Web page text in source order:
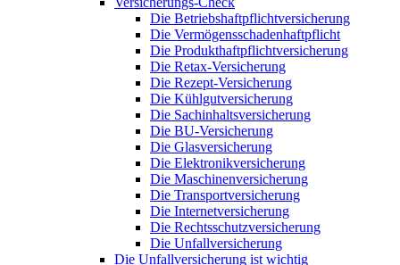
Die Betriebshaftpflichtversicherung
Die Vermögensschadenhaftpflicht
Die Produkthaftpflichtversicherung
Die Retax-Versicherung
Die Rezept-Versicherung
Die Kühlgutversicherung
Die Sachinhaltsversicherung
Die BU-Versicherung
Die Glasversicherung
Die Elektronikversicherung
Die Maschinenversicherung
Die Transportversicherung
Die Internetversicherung
Die Rechtsschutzversicherung
Die Unfallversicherung
Die Unfallversicherung ist wichtig